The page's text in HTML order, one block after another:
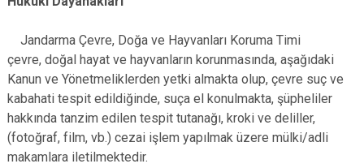
Jandarma Çevre, Doğa ve Hayvanları Koruma Timi
çevre, doğal hayat ve hayvanların korunmasında, aşağıdaki
Kanun ve Yönetmeliklerden yetki almakta olup, çevre suç ve
kabahati tespit edildiğinde, suça el konulmakta, şüpheliler
hakkında tanzim edilen tespit tutanağı, kroki ve deliller,
(fotoğraf, film, vb.) cezai işlem yapılmak üzere mülki/adli
makamlara iletilmektedir.